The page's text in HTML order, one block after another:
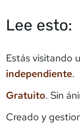
Lee esto:
Estás visitando
independiente.
Gratuito. Sin
Creado y